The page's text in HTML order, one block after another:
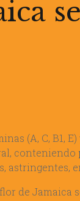
(A, C, B1,
conteniendo
astringentes,
de Jamaica